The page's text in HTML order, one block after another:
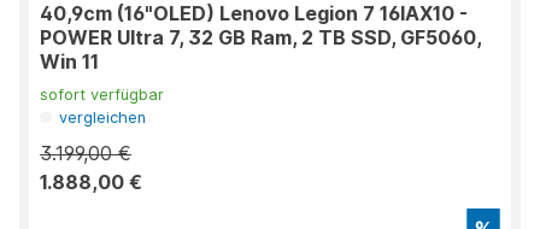
40,9cm (16"OLED) Lenovo Legion 7 16IAX10 -
POWER Ultra 7, 32 GB Ram, 2 TB SSD, GF5060,
Win 11
sofort verfügbar
vergleichen
3.199,00 €
1.888,00 €